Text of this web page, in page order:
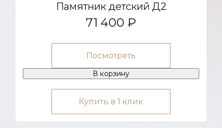
Памятник детский Д2
71 400 ₽
Посмотреть
В корзину
Купить в 1 клик